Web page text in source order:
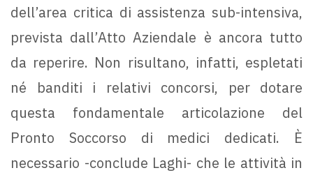
dell’area critica di assistenza sub-intensiva,
prevista dall’Atto Aziendale è ancora tutto
da reperire. Non risultano, infatti, espletati
né banditi i relativi concorsi, per dotare
questa fondamentale articolazione del
Pronto Soccorso di medici dedicati. È
necessario -conclude Laghi- che le attività in